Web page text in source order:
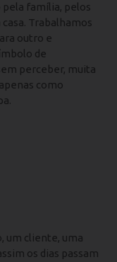
família, pelos
Trabalhamos
outro e
de
perceber, muita
como
um cliente, uma
os dias passam